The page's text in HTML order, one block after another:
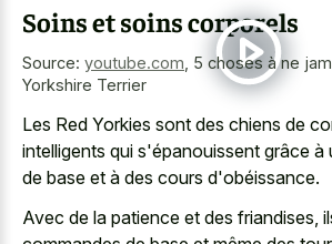
Soins et soins corporels
Source: youtube.com 5 choses à ne
Yorkshire Terrier
Les Red Yorkies sont des chiens de
intelligents qui s'épanouissent grâce à
de base et à des cours d'obéissance.
Avec de la patience et des friandises,